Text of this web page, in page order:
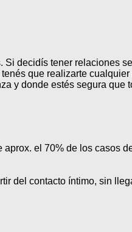
decidís tener relaciones
que realizarte
y donde estés segura que
el 70% de los casos
del contacto íntimo, sin